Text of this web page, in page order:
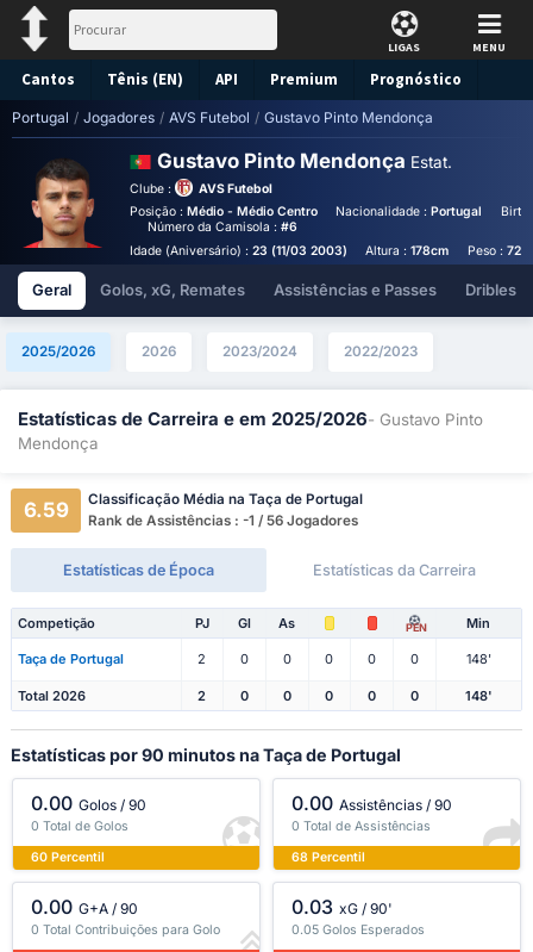
LIGAS MENU
Cantos Tênis (EN) API Premium Prognóstico
Portugal / Jogadores / AVS Futebol / Gustavo Pinto Mendonça
Gustavo Pinto Mendonça Estat.
Clube :
AVS Futebol
Posição : Médio - Médio Centro Nacionalidade :Portugal
Número da Camisola :#6
Idade (Aniversário) : 23 (11/03 2003) Altura :178cm Peso :
Geral Golos, xG, Remates Assistências e Passes Dribles
2025/2026 2026 2023/2024 2022/2023
Estatísticas de Carreira e em 2025/2026- Gustavo Pinto
Mendonça
6.59
Classificação Média na Taça de Portugal
Rank de Assistências : -1 / 56 Jogadores
Estatísticas de Época Estatísticas da Carreira
Competição PJ Gl As PEN Min
Taça de Portugal 2 0 0 0 0 0 148'
Total 2026 2 0 0 0 0 0 148'
Estatísticas por 90 minutos na Taça de Portugal
0.00 Golos / 90
0 Total de Golos
60 Percentil
0.00 Assistências / 90
0 Total de Assistências
68 Percentil
0.00 G+A / 90
0 Total Contribuições para Golo
0.03 xG / 90'
0.05 Golos Esperados